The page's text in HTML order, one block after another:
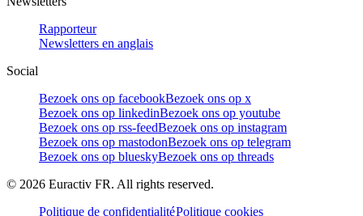
Rapporteur
Newsletters en anglais
Social
Bezoek ons op facebookBezoek ons op x
Bezoek ons op linkedinBezoek ons op youtube
Bezoek ons op rss-feedBezoek ons op instagram
Bezoek ons op mastodonBezoek ons op telegram
Bezoek ons op blueskyBezoek ons op threads
© 2026 Euractiv FR. All rights reserved.
Politique de confidentialitéPolitique cookies